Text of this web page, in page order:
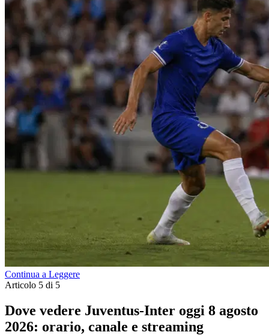
Continua a Leggere
Articolo 5 di 5
Dove vedere Juventus-Inter oggi 8 agosto
2026: orario, canale e streaming